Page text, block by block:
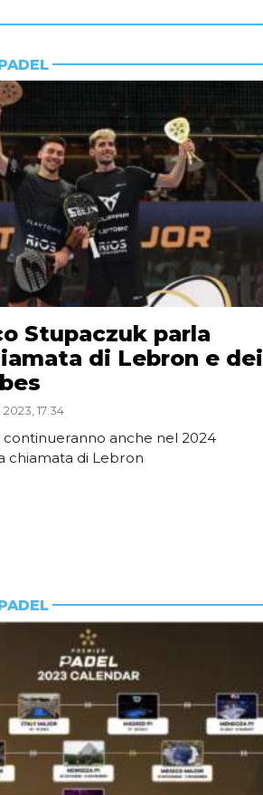
Stupaczuk parla
di Lebron e dei
17:34
anche nel 2024
chiamata di Lebron